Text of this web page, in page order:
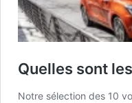
Quelles sont
Notre sélection des 10